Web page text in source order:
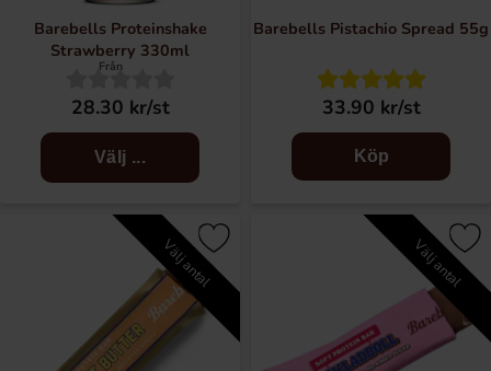
Barebells Proteinshake
Strawberry 330ml
Från
28.30 kr/st
Välj ...
Barebells Pistachio Spread 55g
33.90 kr/st
Köp
Välj antal Välj antal